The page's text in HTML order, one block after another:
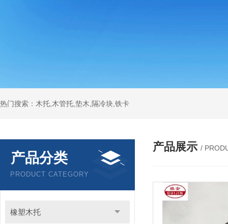
热门搜索：木托,木管托,垫木,隔冷块,铁卡
产品分类
PRODUCT CATEGORY
橡塑木托
产品展示 /